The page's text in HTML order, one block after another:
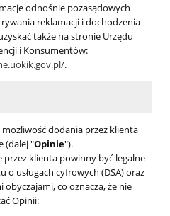
odnośnie pozasądowych
reklamacji i dochodzenia
także na stronie Urzędu
i Konsumentów:
.
możliwość dodania przez klienta
(dalej "Opinie").
przez klienta powinny być legalne
o usługach cyfrowych (DSA) oraz
co oznacza, że nie
Opinii: